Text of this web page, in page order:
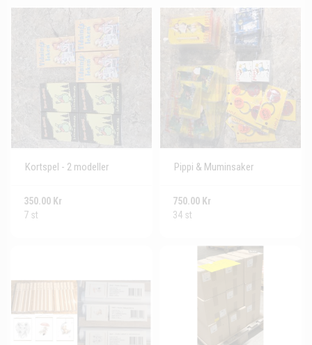
Kortspel - 2 modeller
350.00 Kr
7 st
Pippi & Muminsaker
750.00 Kr
34 st